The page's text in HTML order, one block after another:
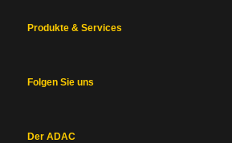
Produkte & Services
Folgen Sie uns
Der ADAC